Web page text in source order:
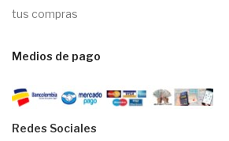
tus compras
Medios de pago
Redes Sociales